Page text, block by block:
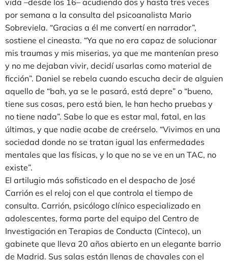
por semana a la consulta del psicoanalista Mario
Sobreviela. “Gracias a él me convertí en narrador”,
sostiene el cineasta. “Ya que no era capaz de solucionar
mis traumas y mis miserias, ya que me mantenían preso
y no me dejaban vivir, decidí usarlas como material de
ficción”. Daniel se rebela cuando escucha decir de alguien
aquello de “bah, ya se le pasará, está depre” o “bueno,
tiene sus cosas, pero está bien, le han hecho pruebas y
no tiene nada”. Sabe lo que es estar mal, fatal, en las
últimas, y que nadie acabe de creérselo. “Vivimos en una
sociedad donde no se tratan igual las enfermedades
mentales que las físicas, y lo que no se ve en un TAC, no
existe”.
El artilugio más sofisticado en el despacho de José
Carrión es el reloj con el que controla el tiempo de
consulta. Carrión, psicólogo clínico especializado en
adolescentes, forma parte del equipo del Centro de
Investigación en Terapias de Conducta (Cinteco), un
gabinete que lleva 20 años abierto en un elegante barrio
de Madrid. Sus salas están llenas de chavales con el